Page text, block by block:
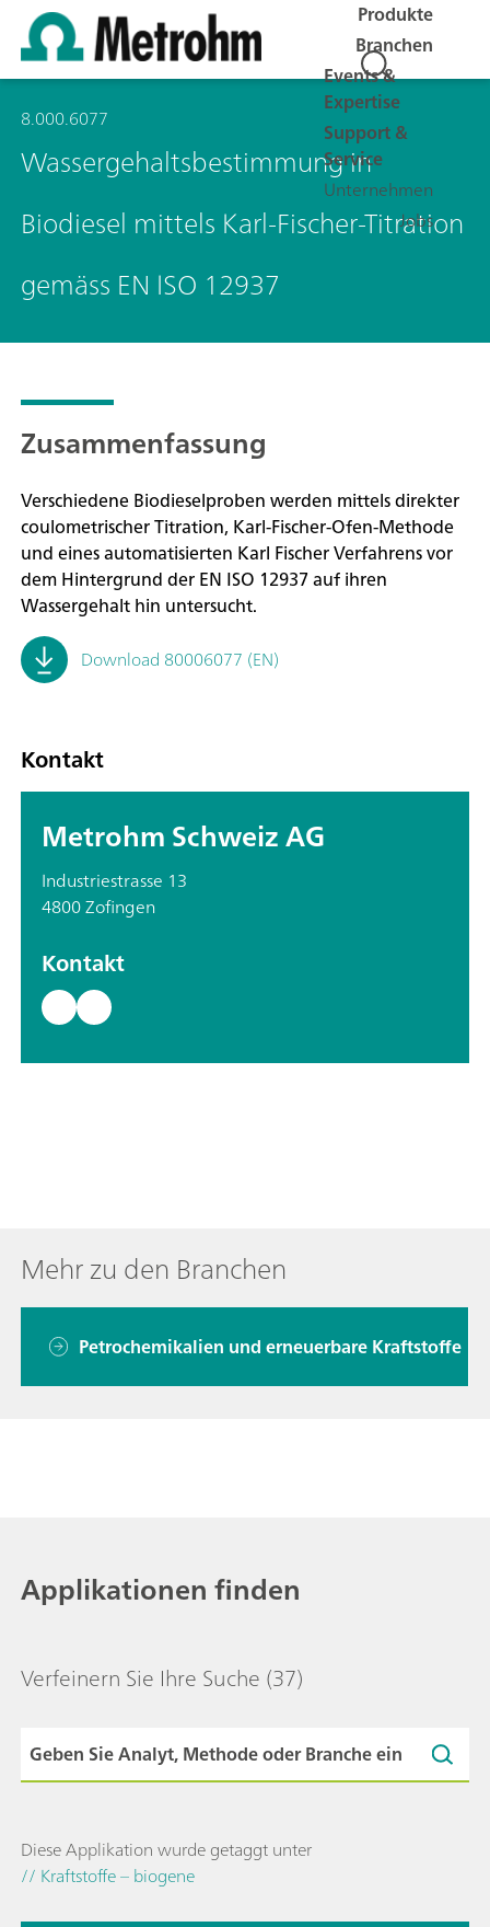
Produkte
Branchen
Events &
Expertise
Support &
Service
Unternehmen
Jobs
8.000.6077
Wassergehaltsbestimmung in
Biodiesel mittels Karl-Fischer-Titration
gemäss EN ISO 12937
Zusammenfassung
Verschiedene Biodieselproben werden mittels direkter
coulometrischer Titration, Karl-Fischer-Ofen-Methode
und eines automatisierten Karl Fischer Verfahrens vor
dem Hintergrund der EN ISO 12937 auf ihren
Wassergehalt hin untersucht.
Download 80006077 (EN)
Kontakt
Metrohm Schweiz AG
Industriestrasse 13
4800 Zofingen
Kontakt
Mehr zu den Branchen
Petrochemikalien und erneuerbare Kraftstoffe
Applikationen finden
Verfeinern Sie Ihre Suche (37)
Diese Applikation wurde getaggt unter
// Kraftstoffe – biogene